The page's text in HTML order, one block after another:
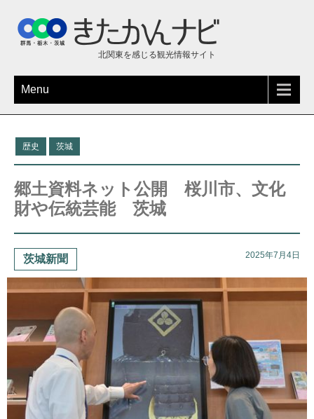
北関東を感じる観光情報サイト
Menu
歴史 茨城
郷土資料ネット公開 桜川市、文化
財や伝統芸能 茨城
茨城新聞 2025年7月4日